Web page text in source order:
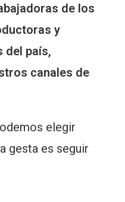
de los
y
del país,
canales de
elegir
gesta es seguir